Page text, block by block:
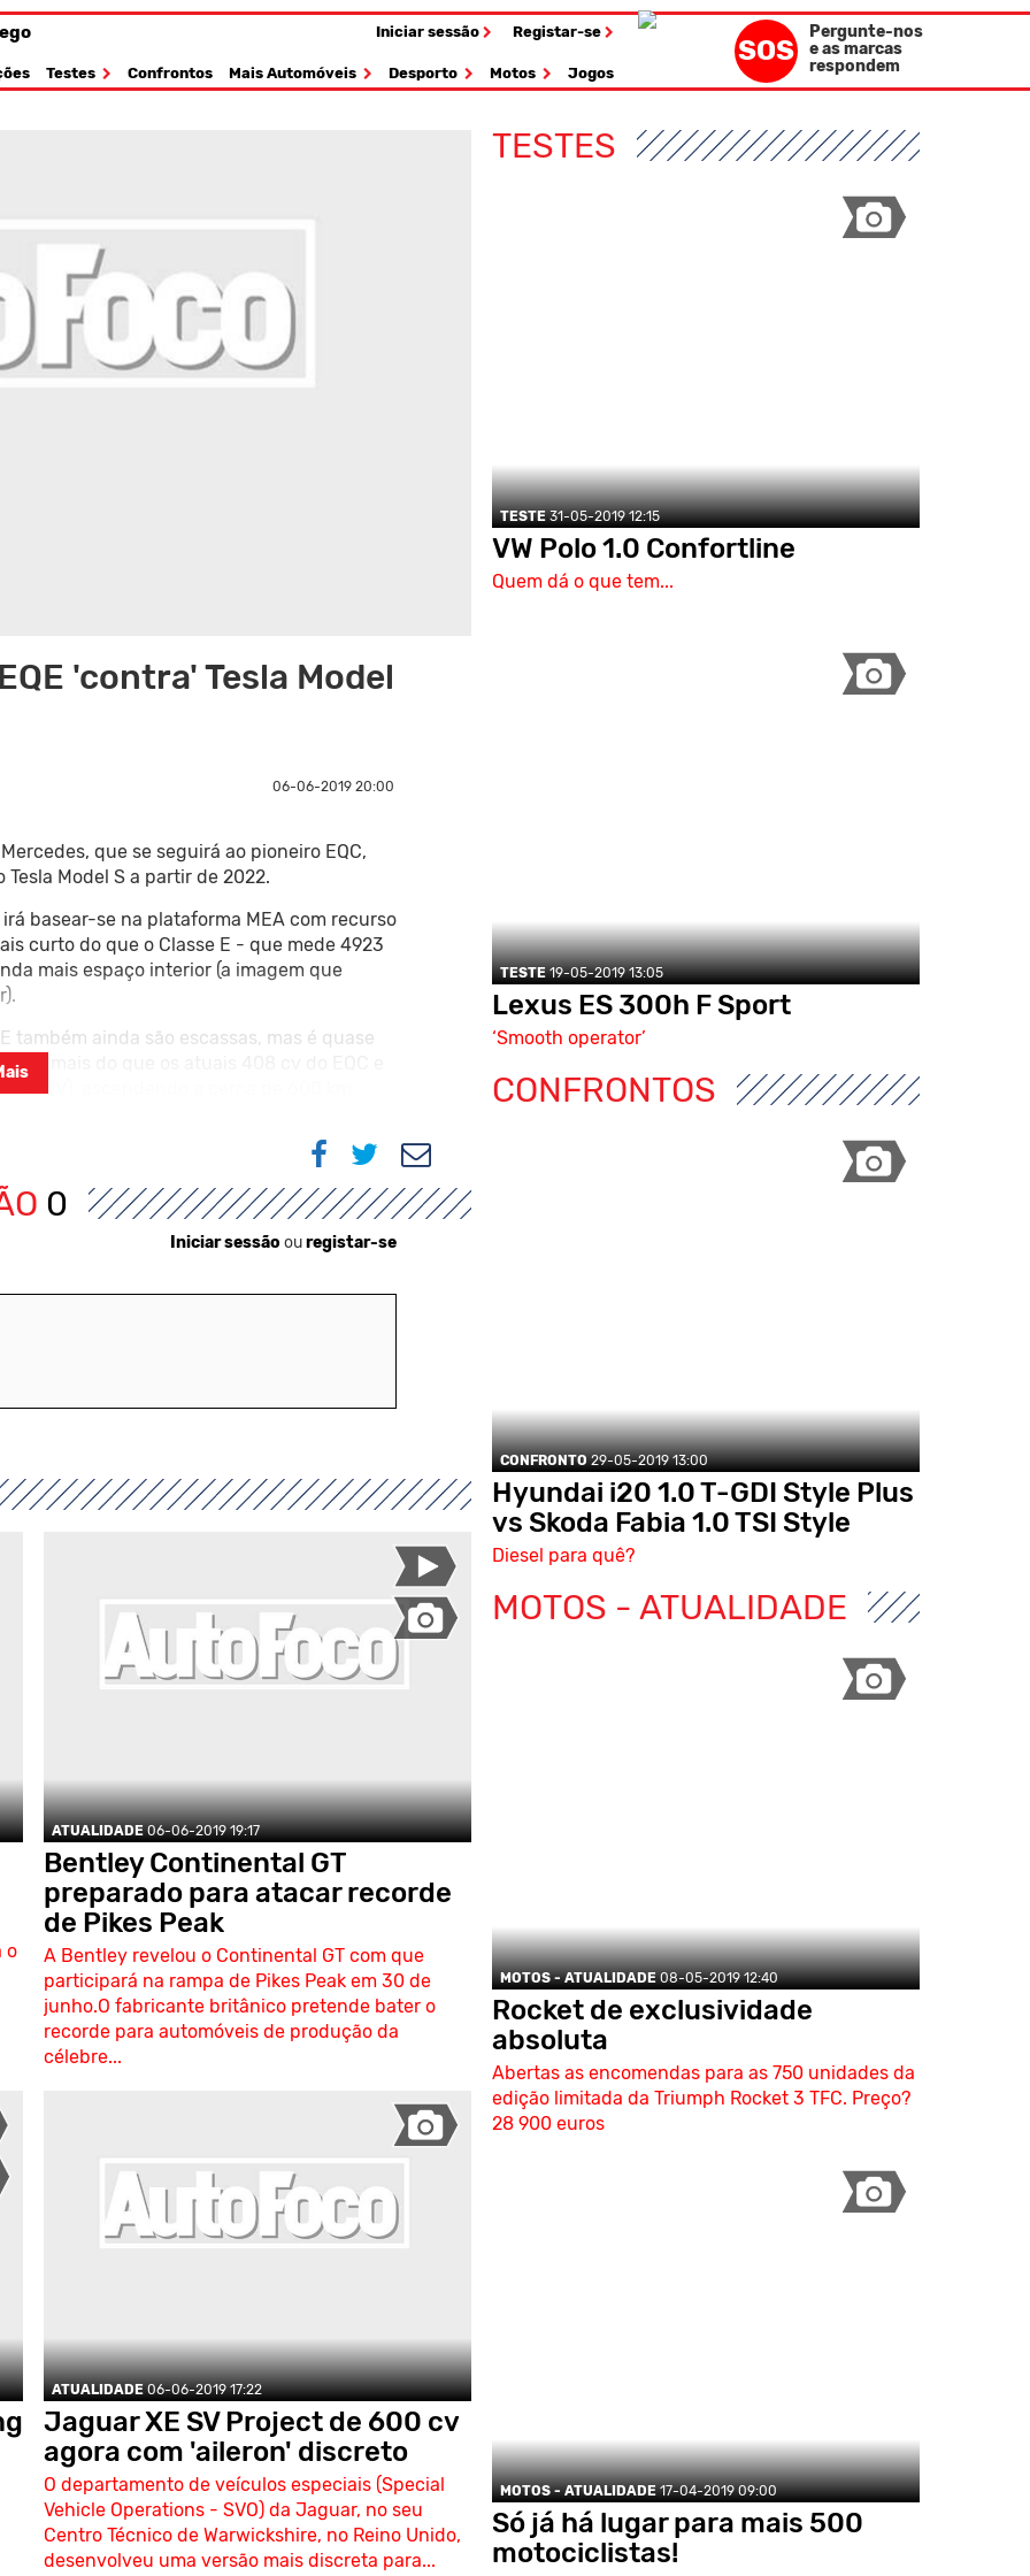
Iniciar sessão Registar-se
Testes Confrontos Mais Automóveis Desporto Motos Jogos
SOS
Pergunte-nos
e as marcas
respondem
'contra' Tesla Model
06-06-2019 20:00
que se seguirá ao pioneiro EQC,
Model S a partir de 2022.
basear-se na plataforma MEA com recurso
curto do que o Classe E - que mede 4923
mais espaço interior (a imagem que
também ainda são escassas, mas é quase
mais do que os atuais 408 cv do EQC e
SUV), ascendendo a cerca de 600 km.
haver um conjunto de tecnologias de
Experimental que foi
0
Iniciar sessão ouregistar-se
o
ATUALIDADE 06-06-2019 19:17
Bentley Continental GT
preparado para atacar recorde
de Pikes Peak
A Bentley revelou o Continental GT com que
participará na rampa de Pikes Peak em 30 de
junho.O fabricante britânico pretende bater o
recorde para automóveis de produção da
célebre...
ATUALIDADE 06-06-2019 17:22
Jaguar XE SV Project de 600 cv
agora com 'aileron' discreto
O departamento de veículos especiais (Special
Vehicle Operations - SVO) da Jaguar, no seu
Centro Técnico de Warwickshire, no Reino Unido,
desenvolveu uma versão mais discreta para...
TESTES
TESTE 31-05-2019 12:15
VW Polo 1.0 Confortline
Quem dá o que tem...
TESTE 19-05-2019 13:05
Lexus ES 300h F Sport
‘Smooth operator’
CONFRONTOS
CONFRONTO 29-05-2019 13:00
Hyundai i20 1.0 T-GDI Style Plus
vs Skoda Fabia 1.0 TSI Style
Diesel para quê?
MOTOS - ATUALIDADE
MOTOS - ATUALIDADE 08-05-2019 12:40
Rocket de exclusividade
absoluta
Abertas as encomendas para as 750 unidades da
edição limitada da Triumph Rocket 3 TFC. Preço?
28 900 euros
MOTOS - ATUALIDADE 17-04-2019 09:00
Só já há lugar para mais 500
motociclistas!